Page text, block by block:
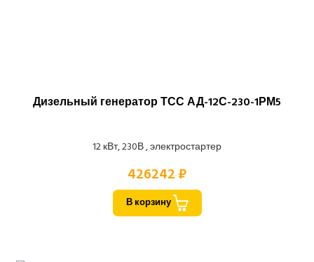
Дизельный генератор ТСС АД-12С-230-1РМ5
12 кВт, 230В , электростартер
426242 ₽
В корзину